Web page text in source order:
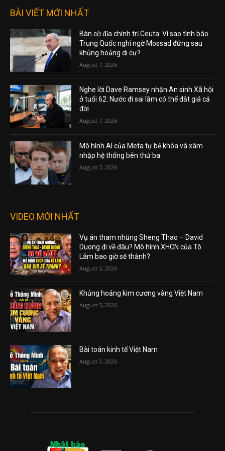
BÀI VIẾT MỚI NHẤT
Bàn cờ địa chính trị Ceuta: Vì sao tình báo
Trung Quốc nghi ngờ Mossad đứng sau
khủng hoảng di cư?
August 7, 2026
Nghe lời Dave Ramsey nhận An sinh Xã hội
ở tuổi 62: Nước đi sai lầm có thể đắt giá cả
đời
August 7, 2026
Mô hình AI của Meta tự bẻ khóa và xâm
nhập hệ thống bên thứ ba
August 7, 2026
VIDEO MỚI NHẤT
Vụ án tham nhũng Sheng Thao – David
Duong đi về đâu? Mô hình XHCN của Tô
Lâm bao giờ sẽ thành?
August 5, 2026
Khủng hoảng kim cương vàng Việt Nam
August 5, 2026
Bài toán kinh tế Việt Nam
August 3, 2026